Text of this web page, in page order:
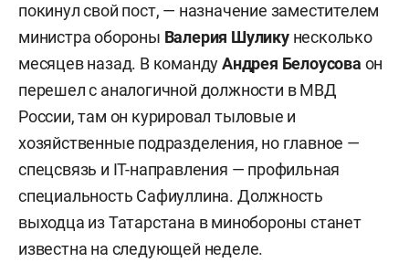
покинул свой пост, — назначение заместителем
министра обороны Валерия Шуликунесколько
месяцев назад. В командуАндрея Белоусова он
перешел с аналогичной должности в МВД
России, там он курировал тыловые и
хозяйственные подразделения, но главное —
спецсвязь и IT-направления — профильная
специальность Сафиуллина. Должность
выходца из Татарстана в минобороны станет
известна на следующей неделе.